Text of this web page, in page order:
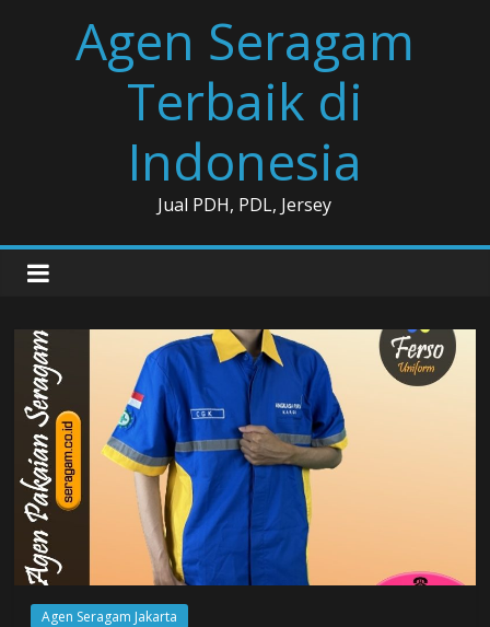
Agen Seragam
Terbaik di
Indonesia
Jual PDH, PDL, Jersey
Agen Seragam Jakarta